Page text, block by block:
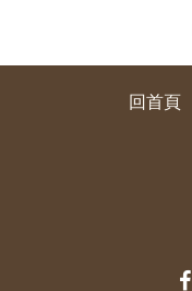
回首頁